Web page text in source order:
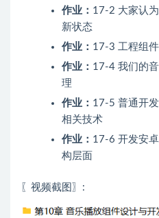
作业： 17-2 大家认
新状态
作业： 17-3 工程组
作业： 17-4 我们的
理
作业： 17-5 普通开
相关技术
作业： 17-6 开发安
构层面
〖视频截图〗: